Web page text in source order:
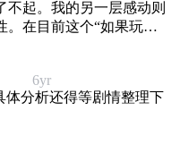
起。我的另一层感动则
。在目前这个“如果玩家
的乐趣，不正是作为游
由吗？
6yr
体分析还得等剧情整理下